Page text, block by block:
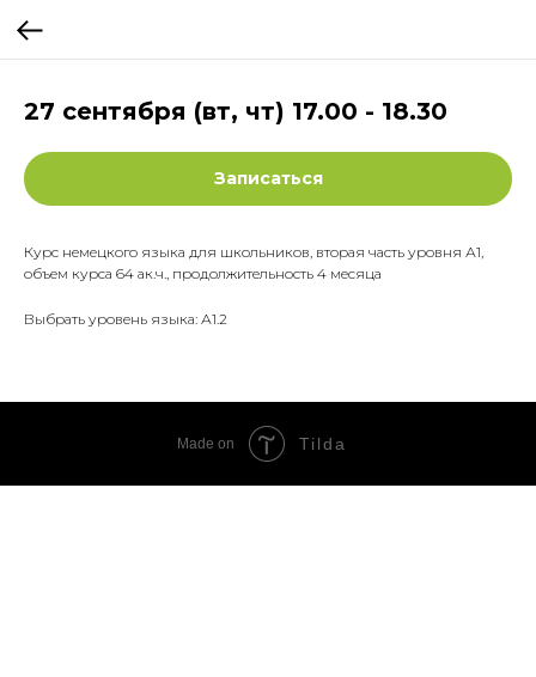
27 сентября (вт, чт) 17.00 - 18.30
Записаться
Курс немецкого языка для школьников, вторая часть уровня А1,
объем курса 64 ак.ч., продолжительность 4 месяца
Выбрать уровень языка: А1.2
Made on Tilda